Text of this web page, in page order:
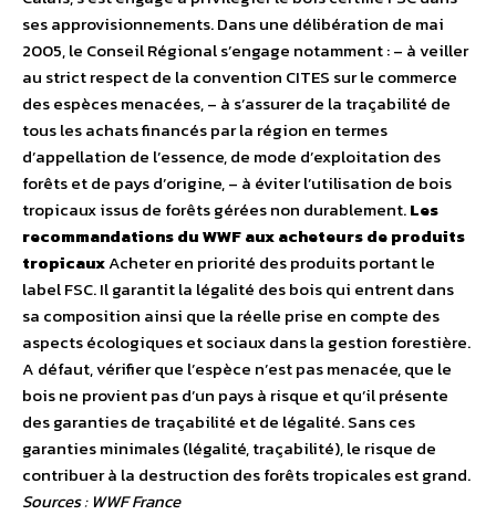
ses approvisionnements. Dans une délibération de mai
2005, le Conseil Régional s’engage notamment : – à veiller
au strict respect de la convention CITES sur le commerce
des espèces menacées, – à s’assurer de la traçabilité de
tous les achats financés par la région en termes
d’appellation de l’essence, de mode d’exploitation des
forêts et de pays d’origine, – à éviter l’utilisation de bois
tropicaux issus de forêts gérées non durablement.Les
recommandations du WWF aux acheteurs de produits
tropicauxAcheter en priorité des produits portant le
label FSC. Il garantit la légalité des bois qui entrent dans
sa composition ainsi que la réelle prise en compte des
aspects écologiques et sociaux dans la gestion forestière.
A défaut, vérifier que l’espèce n’est pas menacée, que le
bois ne provient pas d’un pays à risque et qu’il présente
des garanties de traçabilité et de légalité. Sans ces
garanties minimales (légalité, traçabilité), le risque de
contribuer à la destruction des forêts tropicales est grand.
Sources : WWF France